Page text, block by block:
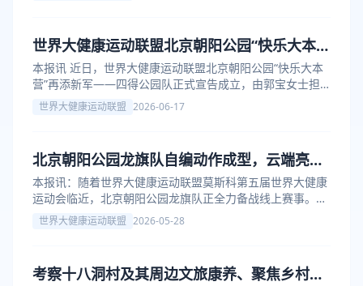
世界大健康运动联盟北京朝阳公园“快乐大本
营”四得公园队正式成立
本报讯 近日，世界大健康运动联盟北京朝阳公园“快乐大本
营”再添新军——四得公园队正式宣告成立，由郭宝女士担
任队长。
世界大健康运动联盟 2026-06-17
北京朝阳公园龙旗队自编动作成型，云端亮旗
角逐莫斯科大健康运动会
本报讯：随着世界大健康运动联盟莫斯科第五届世界大健康
运动会临近，北京朝阳公园龙旗队正全力备战线上赛事。队
员们双手各持一面小旗，在训练场上整齐翻飞，展现出极佳
的协调性与节奏感。
世界大健康运动联盟 2026-05-28
考察十八洞村及其周边文旅康养、聚焦乡村振